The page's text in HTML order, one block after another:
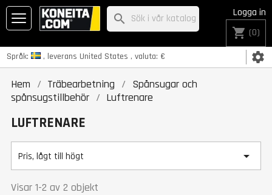
Språk: , leverans United States , valuta: € settings
Logga in
shopping_cart (0)
search
Hem Träbearbetning
Spånsugar och
spånsugstillbehör
Luftrenare
LUFTRENARE
Pris, lågt till högt 
Visar 1-2 av 2 objekt